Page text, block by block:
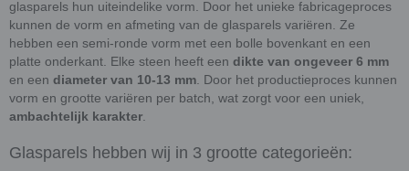
glasparels hun uiteindelike vorm. Door het unieke fabricageproces
kunnen de vorm en afmeting van de glasparels variëren. Ze
hebben een semi-ronde vorm met een bolle bovenkant en een
platte onderkant. Elke steen heeft een dikte van ongeveer 6 mm
en een diameter van 10-13 mm . Door het productieproces kunnen
vorm en grootte variëren per batch, wat zorgt voor een uniek,
ambachtelijk karakter
Glasparels hebben wij in 3 grootte categorieën: